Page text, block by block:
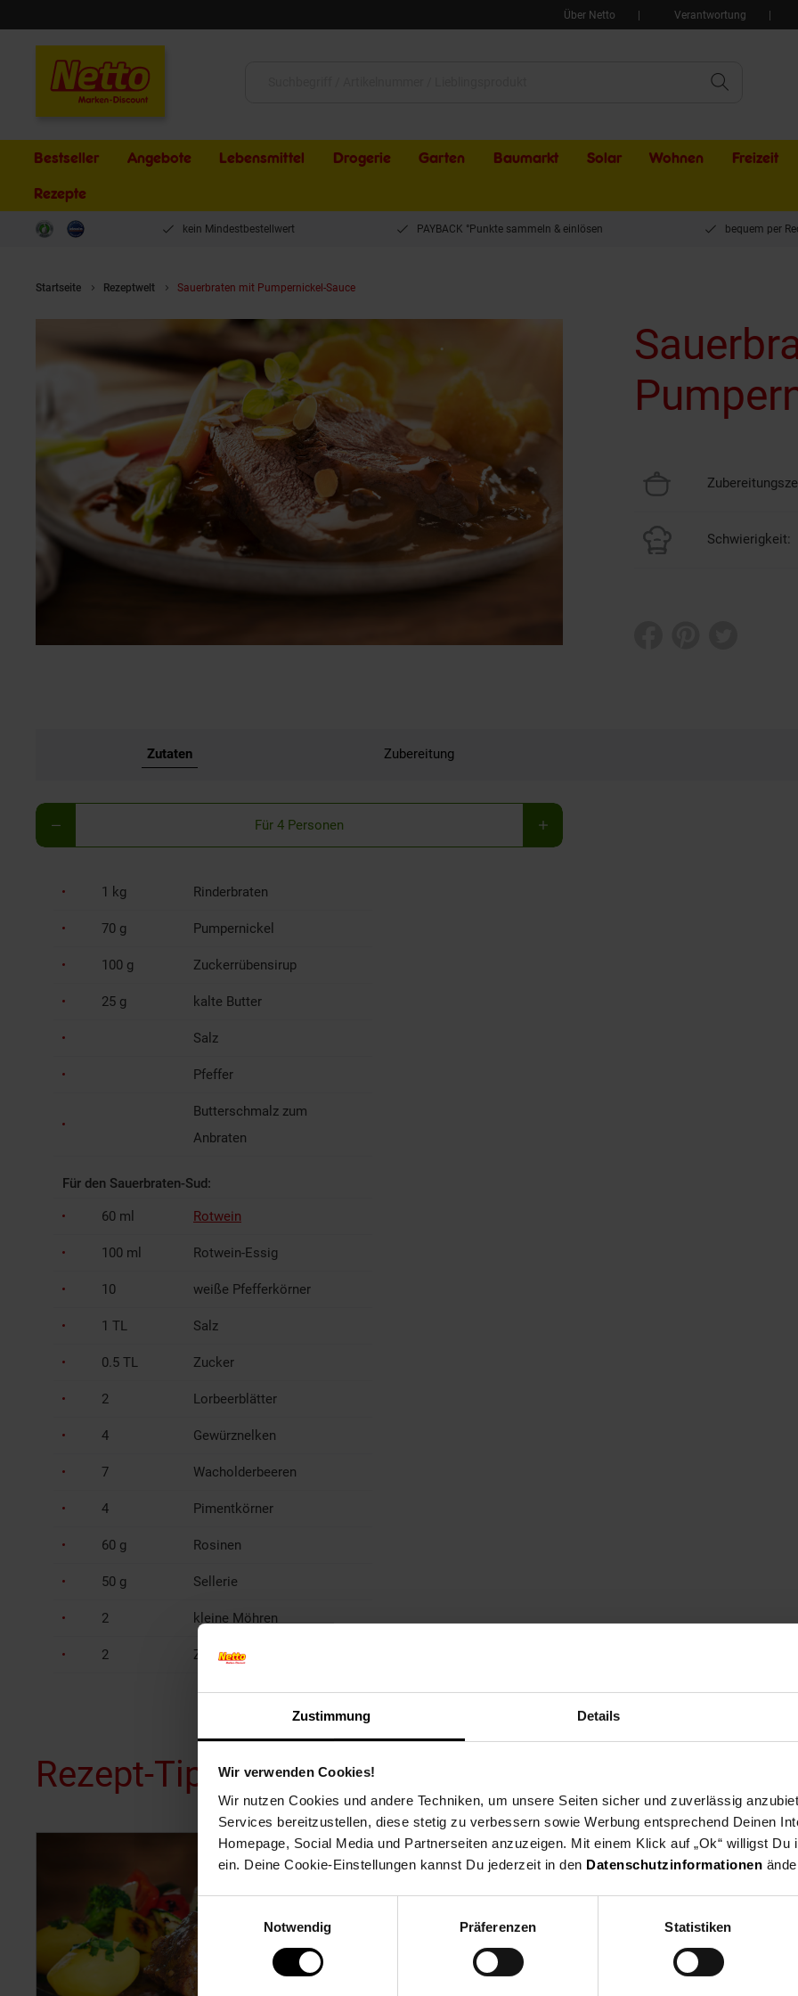
Zustimmung Details
Wir verwenden Cookies!
Wir nutzen Cookies und andere Techniken, um unsere Seiten sicher und zuverlässig
Services bereitzustellen, diese stetig zu verbessern sowie Werbung entsprechend Deinen
Homepage, Social Media und Partnerseiten anzuzeigen. Mit einem Klick auf „Ok“ willigst Du
ein. Deine Cookie-Einstellungen kannst Du jederzeit in den Datenschutzinformationen
Einwilligungsauswahl
Notwendig
Präferenzen Statistiken
Über Netto Verantwortung
Bestseller Angebote Lebensmittel Drogerie Garten Baumarkt Solar Wohnen
Freizeit
Rezepte
kein Mindestbestellwert PAYBACK °Punkte sammeln & einlösen bequem per
Startseite Rezeptwelt Sauerbraten mit Pumpernickel-Sauce
Schwierigkeit:
Zutaten Zubereitung
Für 4 Personen
1 kg Rinderbraten
70 g Pumpernickel
100 g Zuckerrübensirup
25 g kalte Butter
Salz
Pfeffer
Butterschmalz zum
Anbraten
Für den Sauerbraten-Sud:
60 ml Rotwein
100 ml Rotwein-Essig
10 weiße Pfefferkörner
1 TL Salz
0.5 TL Zucker
2 Lorbeerblätter
4 Gewürznelken
7 Wacholderbeeren
4 Pimentkörner
60 g Rosinen
50 g Sellerie
2 kleine Möhren
2 Zwiebeln
Rezept-Tipps für dich